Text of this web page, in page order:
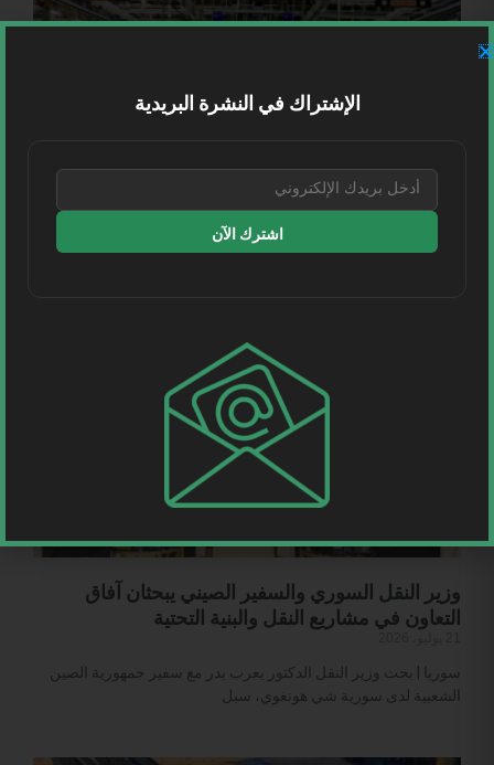
مصنع حديث لصناعة المركبات
سوريا | أعلنت الشركة السورية لصناعة السيارات “SCAI” التابعة
وزير النقل السوري والسفير الصيني يبحثان آفاق
التعاون في مشاريع النقل والبنية التحتية
سوريا | بحث وزير النقل الدكتور يعرب بدر مع سفير جمهورية الصين
الشعبية لدى سورية شي هونغوي، سبل
الإشتراك في النشرة البريدية
اشترك الآن